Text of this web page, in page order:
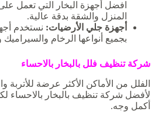
افضل أجهزة البخار التي تعمل
المنزل والشقة بدقة عالية.
أجهزة جلي الأرضيات: نستخدم
بجميع أنواعها الرخام والسيراميك
شركة تنظيف فلل بالبخار بالاحساء
الفلل من الأماكن الأكثر عرضة للأتربة
لأفضل شركة تنظيف بالبخار بالاحساء
أكمل وجه.